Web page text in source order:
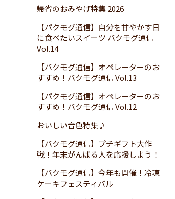
帰省のおみやげ特集 2026
【パクモグ通信】自分を甘やかす日
に食べたいスイーツ パクモグ通信
Vol.14
【パクモグ通信】オペレーターのお
すすめ！パクモグ通信 Vol.13
【パクモグ通信】オペレーターのお
すすめ！パクモグ通信 Vol.12
おいしい音色特集♪
【パクモグ通信】プチギフト大作
戦！年末がんばる人を応援しよう！
【パクモグ通信】今年も開催！冷凍
ケーキフェスティバル